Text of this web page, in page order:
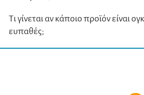
Τι γίνεται αν κάποιο προϊόν είναι
ευπαθές;